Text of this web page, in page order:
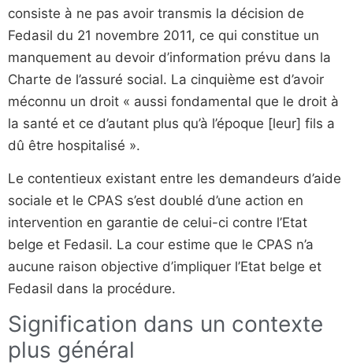
consiste à ne pas avoir transmis la décision de
Fedasil du 21 novembre 2011, ce qui constitue un
manquement au devoir d’information prévu dans la
Charte de l’assuré social. La cinquième est d’avoir
méconnu un droit « aussi fondamental que le droit à
la santé et ce d’autant plus qu’à l’époque [leur] fils a
dû être hospitalisé ».
Le contentieux existant entre les demandeurs d’aide
sociale et le CPAS s’est doublé d’une action en
intervention en garantie de celui-ci contre l’Etat
belge et Fedasil. La cour estime que le CPAS n’a
aucune raison objective d’impliquer l’Etat belge et
Fedasil dans la procédure.
Signification dans un contexte
plus général